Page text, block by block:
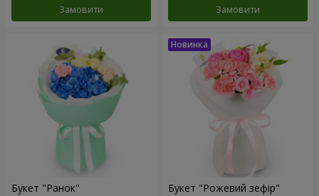
Замовити Замовити
Букет "Ранок" Букет "Рожевий зефір"